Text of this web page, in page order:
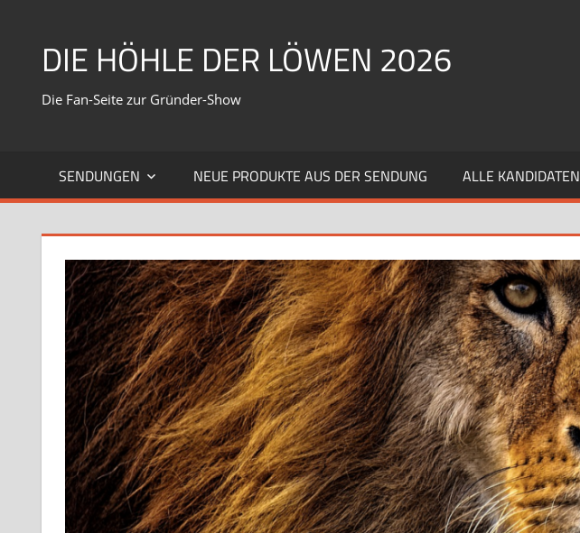
springenDIE HÖHLE DER LÖWEN 2026
Die Fan-Seite zur Gründer-Show
SENDUNGEN NEUE PRODUKTE AUS DER SENDUNG ALLE KANDIDATEN